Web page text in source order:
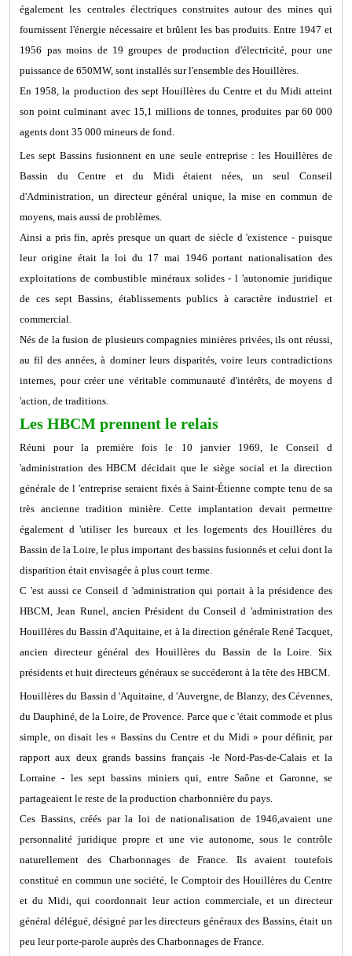
également les centrales électriques construites autour des mines qui
fournissent l'énergie nécessaire et brûlent les bas produits. Entre 1947 et
1956 pas moins de 19 groupes de production d'électricité, pour une
puissance de 650MW, sont installés sur l'ensemble des Houillères.
En 1958, la production des sept Houillères du Centre et du Midi atteint
son point culminant avec 15,1 millions de tonnes, produites par 60 000
agents dont 35 000 mineurs de fond.
Les sept Bassins fusionnent en une seule entreprise : les Houillères de
Bassin du Centre et du Midi étaient nées, un seul Conseil
d'Administration, un directeur général unique, la mise en commun de
moyens, mais aussi de problèmes.
Ainsi a pris fin, après presque un quart de siècle d 'existence - puisque
leur origine était la loi du 17 mai 1946 portant nationalisation des
exploitations de combustible minéraux solides - l 'autonomie juridique
de ces sept Bassins, établissements publics à caractère industriel et
commercial.
Nés de la fusion de plusieurs compagnies minières privées, ils ont réussi,
au fil des années, à dominer leurs disparités, voire leurs contradictions
internes, pour créer une véritable communauté d'intérêts, de moyens d
'action, de traditions.
Les HBCM prennent le relais
Réuni pour la première fois le 10 janvier 1969, le Conseil d
'administration des HBCM décidait que le siège social et la direction
générale de l 'entreprise seraient fixés à Saint-Étienne compte tenu de sa
très ancienne tradition minière. Cette implantation devait permettre
également d 'utiliser les bureaux et les logements des Houillères du
Bassin de la Loire, le plus important des bassins fusionnés et celui dont la
disparition était envisagée à plus court terme.
C 'est aussi ce Conseil d 'administration qui portait à la présidence des
HBCM, Jean Runel, ancien Président du Conseil d 'administration des
Houillères du Bassin d'Aquitaine, et à la direction générale René Tacquet,
ancien directeur général des Houillères du Bassin de la Loire. Six
présidents et huit directeurs généraux se succéderont à la tête des HBCM.
Houillères du Bassin d 'Aquitaine, d 'Auvergne, de Blanzy, des Cévennes,
du Dauphiné, de la Loire, de Provence. Parce que c 'était commode et plus
simple, on disait les « Bassins du Centre et du Midi » pour définir, par
rapport aux deux grands bassins français -le Nord-Pas-de-Calais et la
Lorraine - les sept bassins miniers qui, entre Saône et Garonne, se
partageaient le reste de la production charbonnière du pays.
Ces Bassins, créés par la loi de nationalisation de 1946,avaient une
personnalité juridique propre et une vie autonome, sous le contrôle
naturellement des Charbonnages de France. Ils avaient toutefois
constitué en commun une société, le Comptoir des Houillères du Centre
et du Midi, qui coordonnait leur action commerciale, et un directeur
général délégué, désigné par les directeurs généraux des Bassins, était un
peu leur porte-parole auprès des Charbonnages de France.